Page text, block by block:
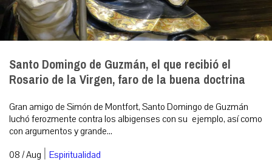
Santo Domingo de Guzmán, el que recibió el
Rosario de la Virgen, faro de la buena doctrina
Gran amigo de Simón de Montfort, Santo Domingo de Guzmán
luchó ferozmente contra los albigenses con su ejemplo, así como
con argumentos y grande...
08 / Aug | Espiritualidad